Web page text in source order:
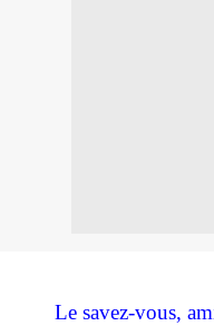
Le savez-vous,